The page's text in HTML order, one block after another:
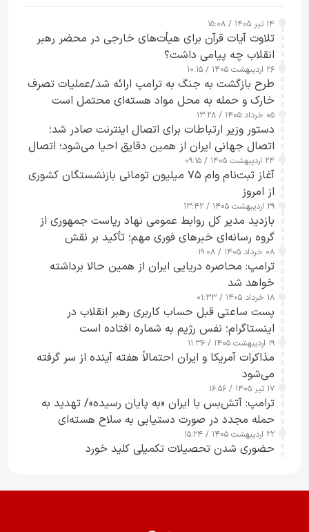
۱۴ تیر ۱۴۰۵ / ۱۵:۰۸
تلاوت آیات قرآن برای هیأت‌های خارجی در محضر رهبر
انقلاب چه پیامی داشت؟
۲۶ اردیبهشت ۱۴۰۵ / ۱۰:۱۵
طرح‌ بازگشت به جنگ به ترامپ ارائه شد/عملیات تصرف
خارک و حمله به محل مواد هسته‌ای محتمل است
۰۵ خرداد ۱۴۰۵ / ۱۳:۲۸
دستور وزیر ارتباطات برای اتصال اینترنت صادر شد؛
اتصال جهانی ایران از همین دقایق احیا می‌شود؛ اتصال
کامل مردم تا ۲۴ ساعت آینده
۲۴ اردیبهشت ۱۴۰۵ / ۰۹:۱۵
آغاز ثبت‌نام وام ۷۵ میلیون تومانی بازنشستگان کشوری
از امروز
۲۹ اردیبهشت ۱۴۰۵ / ۱۳:۴۲
بازدید مدیر کل روابط عمومی نهاد ریاست جمهوری از
گروه رسانه‌ای خبرهای فوری مهم؛ تأکید بر نقش
رسانه‌های هوشمند و مسئول در ارتقای آگاهی عمومی
۰۸ خرداد ۱۴۰۵ / ۱۹:۰۸
ترامپ: محاصره دریایی ایران از همین حالا برداشته
خواهد شد
۱۸ خرداد ۱۴۰۵ / ۰۱:۳۳
پست ساعتی قبل حساب کاربری رهبر انقلاب در
اینستاگرام؛ نفس رژیم به شماره افتاده است​
۱۹ اردیبهشت ۱۴۰۵ / ۱۱:۳۶
مذاکرات آمریکا و ایران احتمالاً هفته آینده از سر گرفته
می‌شود
۱۷ تیر ۱۴۰۵ / ۱۶:۵۶
ترامپ: آتش‌بس با ایران «به پایان رسیده»/ تهدید به
حمله مجدد در صورت دستیابی به سلاح هسته‌ای
۲۲ اردیبهشت ۱۴۰۵ / ۱۵:۲۴
حضوری شدن تحصیلات تکمیلی کلید خورد